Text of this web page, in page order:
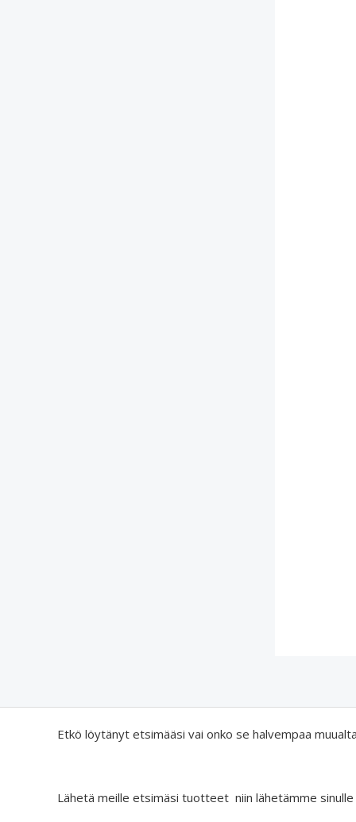
Etkö löytänyt etsimääsi vai onko se halvempaa
Lähetä meille etsimäsi tuotteet niin lähetämme sinulle